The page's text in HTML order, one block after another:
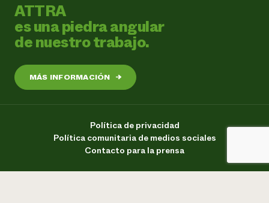
ATTRA
es una piedra angular
de nuestro trabajo.
MÁS INFORMACIÓN →
Política de privacidad
Política comunitaria de medios sociales
Contacto para la prensa